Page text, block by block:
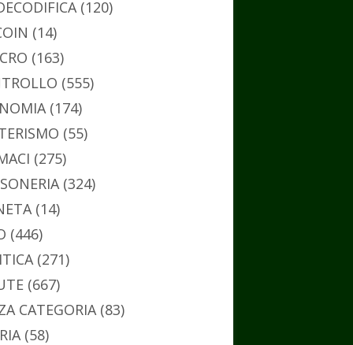
(120)
(14)
(163)
(555)
(174)
(55)
(275)
(324)
(14)
(446)
(271)
(667)
CATEGORIA(83)
(58)